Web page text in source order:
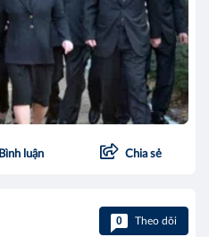
Bình luận Chia sẻ
0 Theo dõi